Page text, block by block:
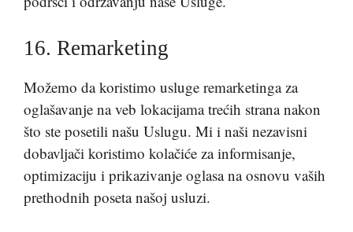
16. Remarketing
Možemo da koristimo usluge remarketinga za
oglašavanje na veb lokacijama trećih strana nakon
što ste posetili našu Uslugu. Mi i naši nezavisni
dobavljači koristimo kolačiće za informisanje,
optimizaciju i prikazivanje oglasa na osnovu vaših
prethodnih poseta našoj usluzi.